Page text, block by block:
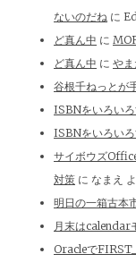
ないのだね に
ど真ん中 に
ど真ん中 に や
谷根千ねっとが
ISBNをいろい
ISBNをいろい
サイボウズ
対策 に なまえ
明日の一箱古本
月末はcalendar
Oracleで